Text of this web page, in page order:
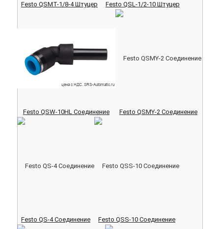
Festo QSMT-1/8-4 Штуцер Festo QSL-1/2-10 Штуцер
Festo QSW-10HL Соединение Festo QSMY-2 Соединение
Festo QS-4 Соединение Festo QSS-10 Соединение